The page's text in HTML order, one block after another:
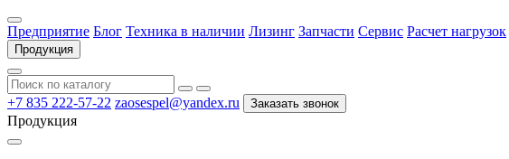
Предприятие Блог Техника в наличии Лизинг Запчасти Сервис Расчет нагрузок
Продукция
+7 835 222-57-22 zaosespel@yandex.ru Заказать звонок
Продукция